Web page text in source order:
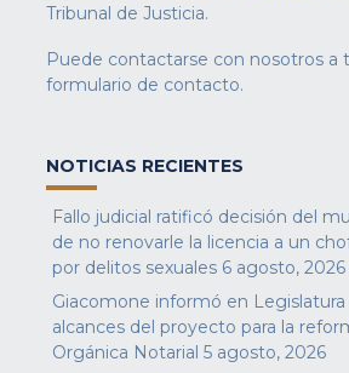
Tribunal de Justicia.
Puede contactarse con nosotros a
formulario de contacto.
NOTICIAS RECIENTES
Fallo judicial ratificó decisión del
de no renovarle la licencia a un
por delitos sexuales 6 agosto, 2026
Giacomone informó en Legislatura
alcances del proyecto para la
Orgánica Notarial 5 agosto, 2026